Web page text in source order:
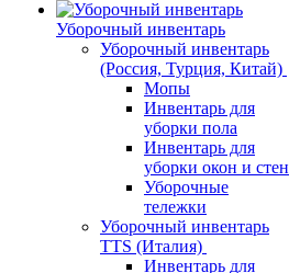
Уборочный инвентарь
Уборочный инвентарь
(Россия, Турция, Китай)
Мопы
Инвентарь для
уборки пола
Инвентарь для
уборки окон и стен
Уборочные
тележки
Уборочный инвентарь
TTS (Италия)
Инвентарь для